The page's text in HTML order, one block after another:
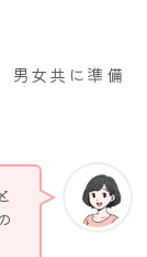
男女共に準備